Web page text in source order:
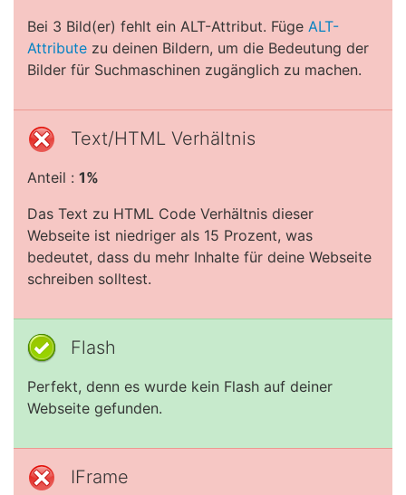
Bei 3 Bild(er) fehlt ein ALT-Attribut. Füge ALT-
Attribute zu deinen Bildern, um die Bedeutung der
Bilder für Suchmaschinen zugänglich zu machen.
Text/HTML Verhältnis
Anteil : 1%
Das Text zu HTML Code Verhältnis dieser
Webseite ist niedriger als 15 Prozent, was
bedeutet, dass du mehr Inhalte für deine Webseite
schreiben solltest.
Flash
Perfekt, denn es wurde kein Flash auf deiner
Webseite gefunden.
IFrame